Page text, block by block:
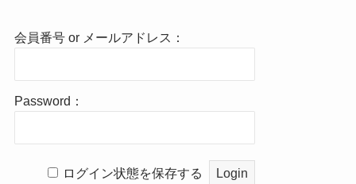
会員番号 or メールアドレス：
Password：
ログイン状態を保存する